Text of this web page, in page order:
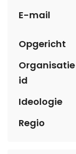
E-mail
Opgericht
Organisatie
id
Ideologie
Regio